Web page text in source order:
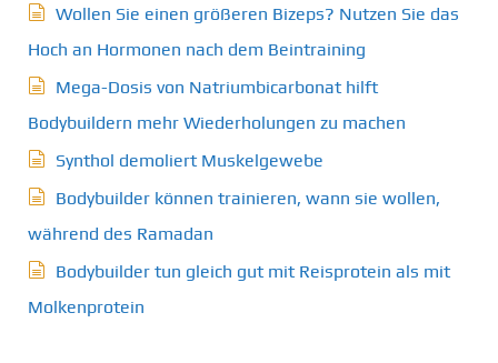
Wollen Sie einen größeren Bizeps? Nutzen Sie das
Hoch an Hormonen nach dem Beintraining
Mega-Dosis von Natriumbicarbonat hilft
Bodybuildern mehr Wiederholungen zu machen
Synthol demoliert Muskelgewebe
Bodybuilder können trainieren, wann sie wollen,
während des Ramadan
Bodybuilder tun gleich gut mit Reisprotein als mit
Molkenprotein